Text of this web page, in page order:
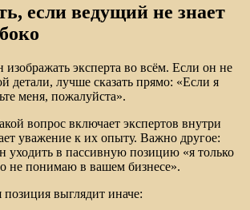
если ведущий не знает
эксперта во всём. Если он не
детали, лучше сказать прямо: «Если я
меня, пожалуйста».
вопрос включает экспертов внутри
уважение к их опыту. Важно другое:
уходить в пассивную позицию «я только
не понимаю в вашем бизнесе».
выглядит иначе: